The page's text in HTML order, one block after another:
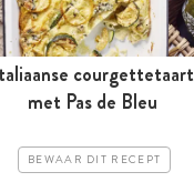
courgettetaart
met Pas de Bleu
BEWAAR DIT RECEPT